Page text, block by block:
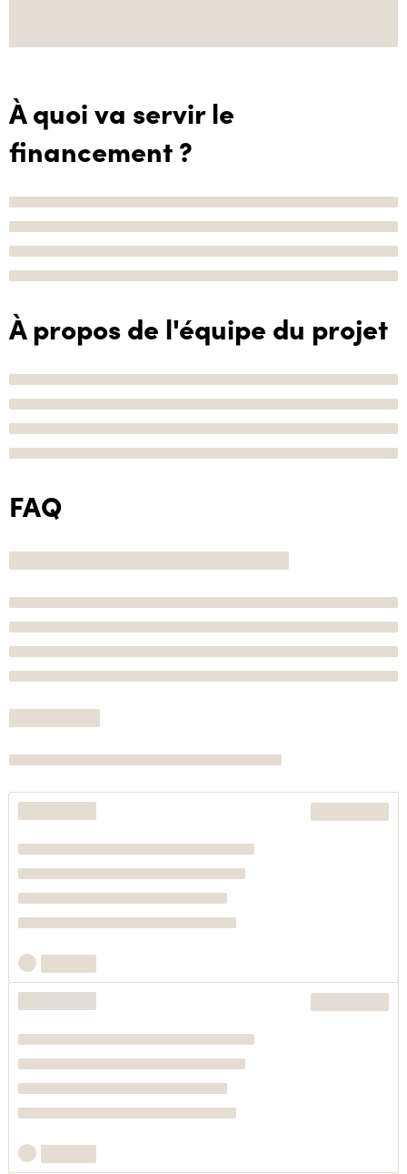
À quoi va servir le
financement ?
À propos de l'équipe du projet
FAQ